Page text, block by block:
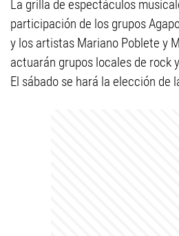
La grilla de espectáculos
participación de los grupos
y los artistas Mariano Poblete y
actuarán grupos locales de rock
El sábado se hará la elección de